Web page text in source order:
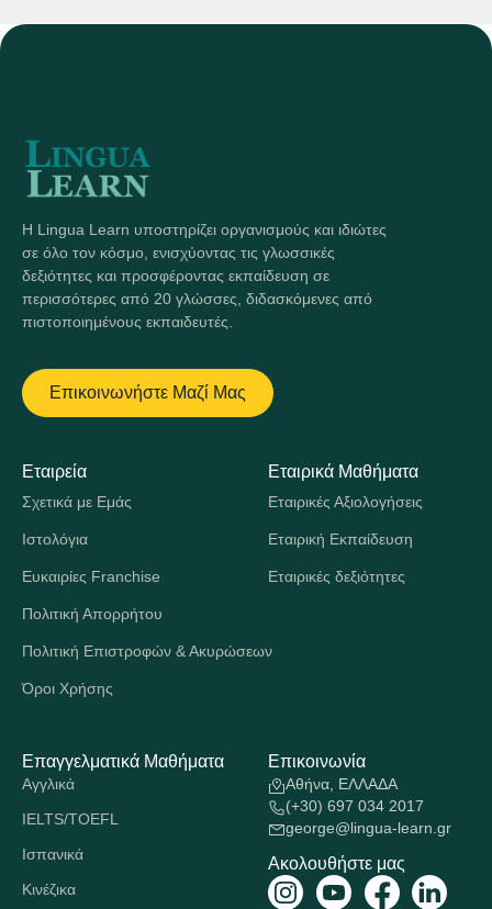
Η Lingua Learn υποστηρίζει οργανισμούς και ιδιώτες
σε όλο τον κόσμο, ενισχύοντας τις γλωσσικές
δεξιότητες και προσφέροντας εκπαίδευση σε
περισσότερες από 20 γλώσσες, διδασκόμενες από
πιστοποιημένους εκπαιδευτές.
Επικοινωνήστε Μαζί Μας
Εταιρεία
Σχετικά με Εμάς
Ιστολόγια
Ευκαιρίες Franchise
Πολιτική Απορρήτου
Πολιτική Επιστροφών & Ακυρώσεων
Όροι Χρήσης
Εταιρικά Μαθήματα
Εταιρικές Αξιολογήσεις
Εταιρική Εκπαίδευση
Εταιρικές δεξιότητες
Επαγγελματικά Μαθήματα
Αγγλικά
IELTS/TOEFL
Ισπανικά
Κινέζικα
Επικοινωνία
Αθήνα, ΕΛΛΑΔΑ
(+30) 697 034 2017
george@lingua-learn.gr
Ακολουθήστε μας